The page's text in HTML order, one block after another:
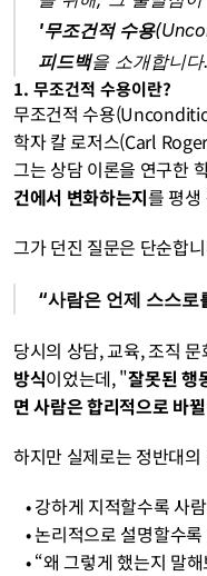
'무조건적 수용
피드백을 소개합니다.
1. 무조건적 수용이란?
무조건적 수용
학자 칼 로저스(Carl
그는 상담 이론을 연구한
건에서 변화하는지를 평생
그가 던진 질문은 단순합
“사람은 언제 스스
당시의 상담, 교육, 조직
방식이었는데, "잘못된 행
면 사람은 합리적으로 바
하지만 실제로는 정반대
• 강하게 지적할수록
• 논리적으로 설명할수
• “왜 그렇게 했는지